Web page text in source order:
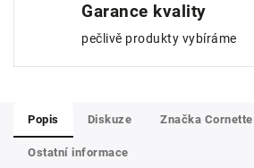
Garance kvality
pečlivě produkty vybíráme
Popis Diskuze Značka Cornette
Ostatní informace